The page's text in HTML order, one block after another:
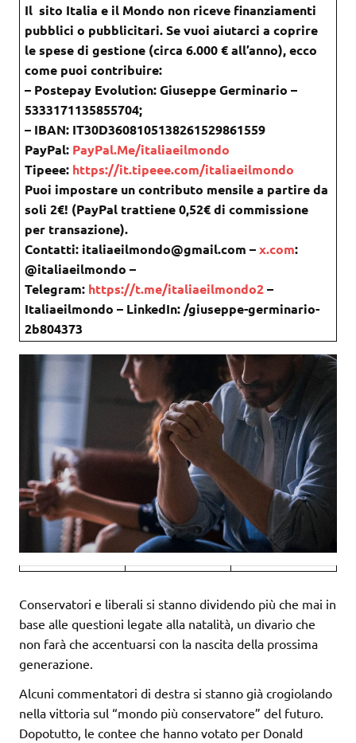
Il sito Italia e il Mondo non riceve finanziamenti
pubblici o pubblicitari. Se vuoi aiutarci a coprire
le spese di gestione (circa 6.000 € all’anno), ecco
come puoi contribuire:
– Postepay Evolution: Giuseppe Germinario –
5333171135855704;
– IBAN: IT30D3608105138261529861559
PayPal: PayPal.Me/italiaeilmondo
Tipeee: https://it.tipeee.com/italiaeilmondo
Puoi impostare un contributo mensile a partire da
soli 2€! (PayPal trattiene 0,52€ di commissione
per transazione).
Contatti: italiaeilmondo@gmail.com –x.com:
@italiaeilmondo –
Telegram: https://t.me/italiaeilmondo2–
Italiaeilmondo – LinkedIn: /giuseppe-germinario-
2b804373
Conservatori e liberali si stanno dividendo più che mai in
base alle questioni legate alla natalità, un divario che
non farà che accentuarsi con la nascita della prossima
generazione.
Alcuni commentatori di destra si stanno già crogiolando
nella vittoria sul “mondo più conservatore” del futuro.
Dopotutto, le contee che hanno votato per Donald